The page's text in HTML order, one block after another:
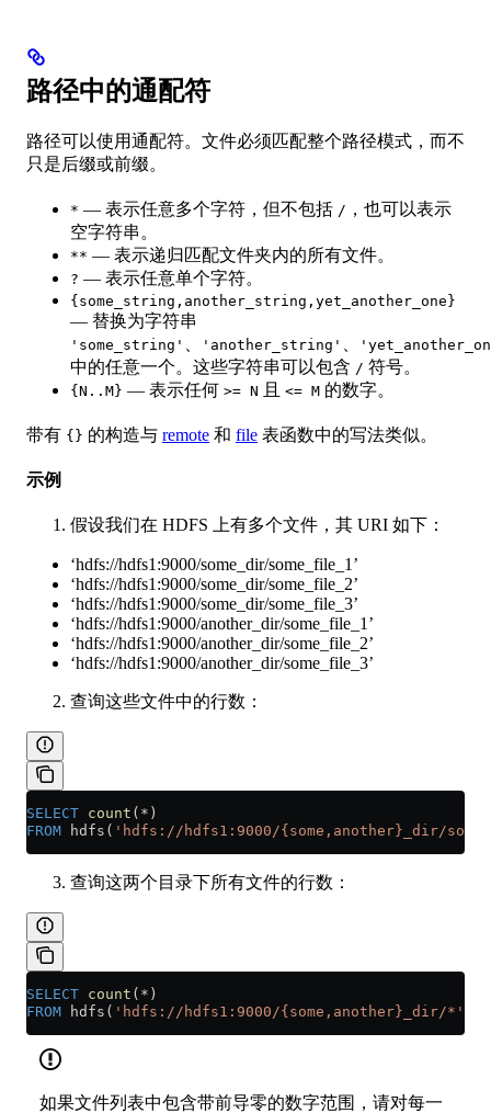
路径中的通配符
路径可以使用通配符。文件必须匹配整个路径模式，而不
只是后缀或前缀。
* — 表示任意多个字符，但不包括 / ，也可以表示
空字符串。
** — 表示递归匹配文件夹内的所有文件。
? — 表示任意单个字符。
{some_string,another_string,yet_another_one}
— 替换为字符串
'some_string' 'another_string'
中的任意一个。这些字符串可以包含 / 符号。
{N..M} — 表示任何 >= N 且 <= M 的数字。
带有 {} 的构造与 remote 和 file 表函数中的写法类似。
示例
假设我们在 HDFS 上有多个文件，其 URI 如下：
‘hdfs://hdfs1:9000/some_dir/some_file_1’
‘hdfs://hdfs1:9000/some_dir/some_file_2’
‘hdfs://hdfs1:9000/some_dir/some_file_3’
‘hdfs://hdfs1:9000/another_dir/some_file_1’
‘hdfs://hdfs1:9000/another_dir/some_file_2’
‘hdfs://hdfs1:9000/another_dir/some_file_3’
查询这些文件中的行数：
SELECT count ( * )
FROM hdfs( 'hdfs://hdfs1:9000/{some,another}_dir/
查询这两个目录下所有文件的行数：
SELECT count ( * )
FROM hdfs( 'hdfs://hdfs1:9000/{some,another}_dir/*'
如果文件列表中包含带前导零的数字范围，请对每一